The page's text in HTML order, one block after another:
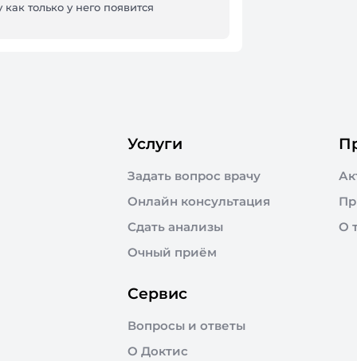
только у него появится
Услуги
Задать вопрос врачу
Онлайн консультация
Сдать анализы
Очный приём
О
Сервис
Вопросы и ответы
О Доктис